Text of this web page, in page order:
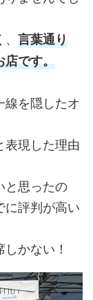
言葉通り
店です。
を隠したオ
表現した理由
と思ったの
に評判が高い
かない！